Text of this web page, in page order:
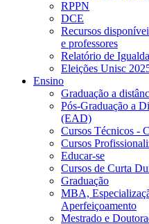
RPPN
DCE
Recursos
e professores
Relatório de
Eleições Unisc
Ensino
Graduação a
Pós-Graduação a
(EAD)
Cursos Técnicos -
Cursos
Educar-se
Cursos de Curta
Graduação
MBA,
Aperfeiçoamento
Mestrado e